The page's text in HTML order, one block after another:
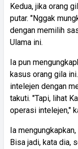
Kedua, jika orang
putar. "Nggak
dengan memilih
Ulama ini.
Ia pun
kasus orang gila
intelejen dengan
takuti. "Tapi, lihat
operasi intelejen,"
Ia
Bisa jadi, kata dia,